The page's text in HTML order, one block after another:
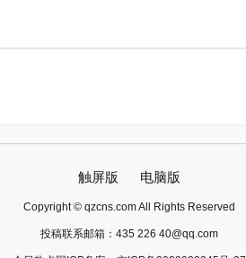
触屏版 电脑版
Copyright © qzcns.com All Rights Reserved
投稿联系邮箱： 435 226 40@qq.com